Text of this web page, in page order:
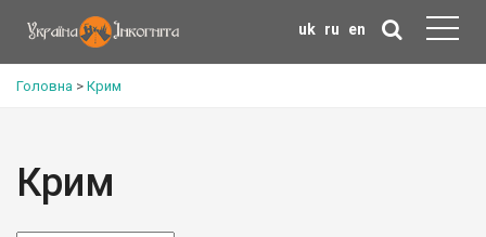
uk ru en
Головна > Крим
Крим